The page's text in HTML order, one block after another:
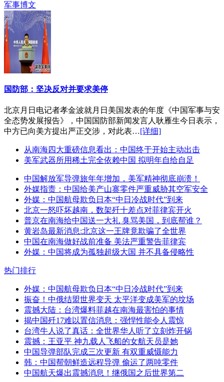
军事博文
国防部：坚决反对并要求美停
北京月日电记者孝金波就月日美国发表的年度《中国军事与安
全态势发展报告》，中国国防部新闻发言人耿雁生今日表示，
中方已向美方提出严正交涉，对此表…[详细]
从南海四大重磅信息看出：中国终于开始主动出击
美军武器所用稀土完全依赖中国 拟明年自给自足
中国解放军导弹旅年年增加，美军精神彻底崩溃！
外媒指责：中国给美产山寨零件严重威胁其空军安全
外媒：中国航母欺负日本“中日冷战时代”到来
北京一怒吓坏越南，数架歼十差点对菲律宾开火
普京在南海给中国送一大礼 臭骂美国，到底帮谁？
黄岩岛最新消息:北京这一王牌竟欺骗了全世界
中国在南海做好战前准备 美法严重警告菲律宾
外媒：中国将成为孤独超级大国 并不具备侵略性
热门排行
外媒：中国航母欺负日本“中日冷战时代”到来
振奋！中俄结盟世界变天 太平洋变成美军的坟场
震撼大陆：台湾爆料菲越在南海最害怕的事情
揭中国歼17难以置信消息：强悍性能令人震惊
台湾牛人说了真话：全世界华人听了立刻炸开锅
震撼：王亚平 神九载人飞船的女航天员是她
中国导弹部队完成三次更新 有双重威慑能力
韩：中国帮朝鲜造远程导弹 偷运了两吨零件
中国航天爆出震撼消息！继俄国之后世界第二